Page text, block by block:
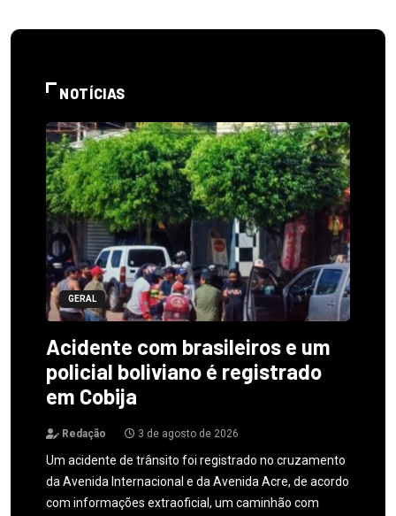
NOTÍCIAS
GERAL
Acidente com brasileiros e um
policial boliviano é registrado
em Cobija
Redação 3 de agosto de 2026
Um acidente de trânsito foi registrado no cruzamento
da Avenida Internacional e da Avenida Acre, de acordo
com informações extraoficial, um caminhão com